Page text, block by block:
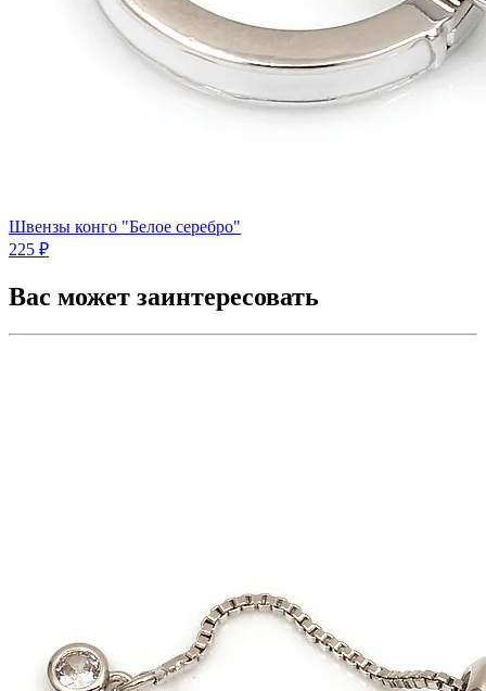
Швензы конго "Белое серебро"
225 ₽
Вас может заинтересовать